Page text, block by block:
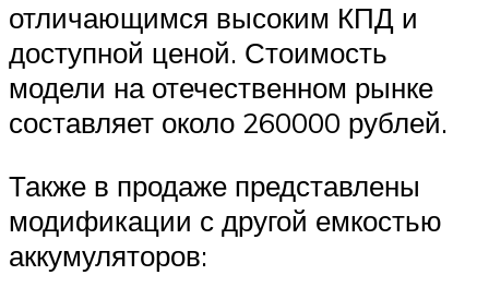
отличающимся высоким КПД и
доступной ценой. Стоимость
модели на отечественном рынке
составляет около 260000 рублей.
Также в продаже представлены
модификации с другой емкостью
аккумуляторов: